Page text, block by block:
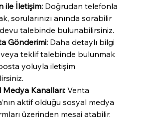
ile İletişim: Doğrudan telefonla
sorularınızı anında sorabilir
talebinde bulunabilirsiniz.
Gönderimi: Daha detaylı bilgi
teklif talebinde bulunmak
yoluyla iletişim
Medya Kanalları: Venta
aktif olduğu sosyal medya
üzerinden mesaj atabilir,